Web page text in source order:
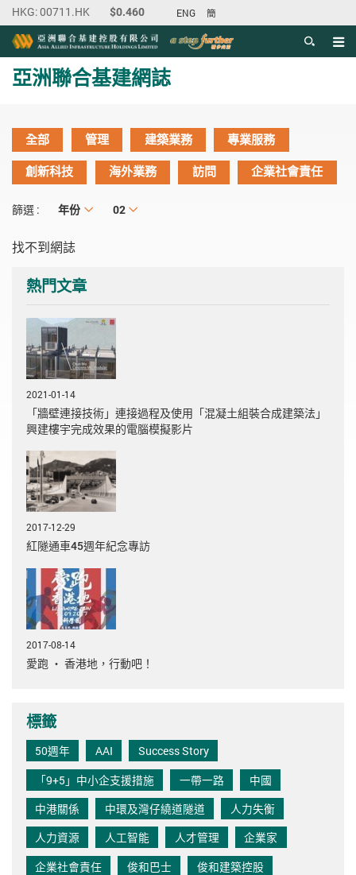
ENG 簡
目錄
主内容開始
亞洲聯合基建網誌
全部 管理 建築業務
專業服務
創新科技
海外業務 訪問 企業社會責任
篩選 : 年份
年份 月份
02
找不到網誌
熱門文章
2021-01-14
「牆壁連接技術」連接過程及使用「混凝土組裝合成建築法」
興建樓宇完成效果的電腦模擬影片
2017-12-29
紅隧通車45週年紀念專訪
2017-08-14
愛跑 ‧ 香港地，行動吧！
標籤
50週年 AAI
Success Story
「9+5」中小企支援措施
一帶一路
中國
中港關係
中環及灣仔繞道隧道
人力失衡
人力資源
人工智能 人才管理
企業家
企業社會責任
俊和巴士
俊和建築控股